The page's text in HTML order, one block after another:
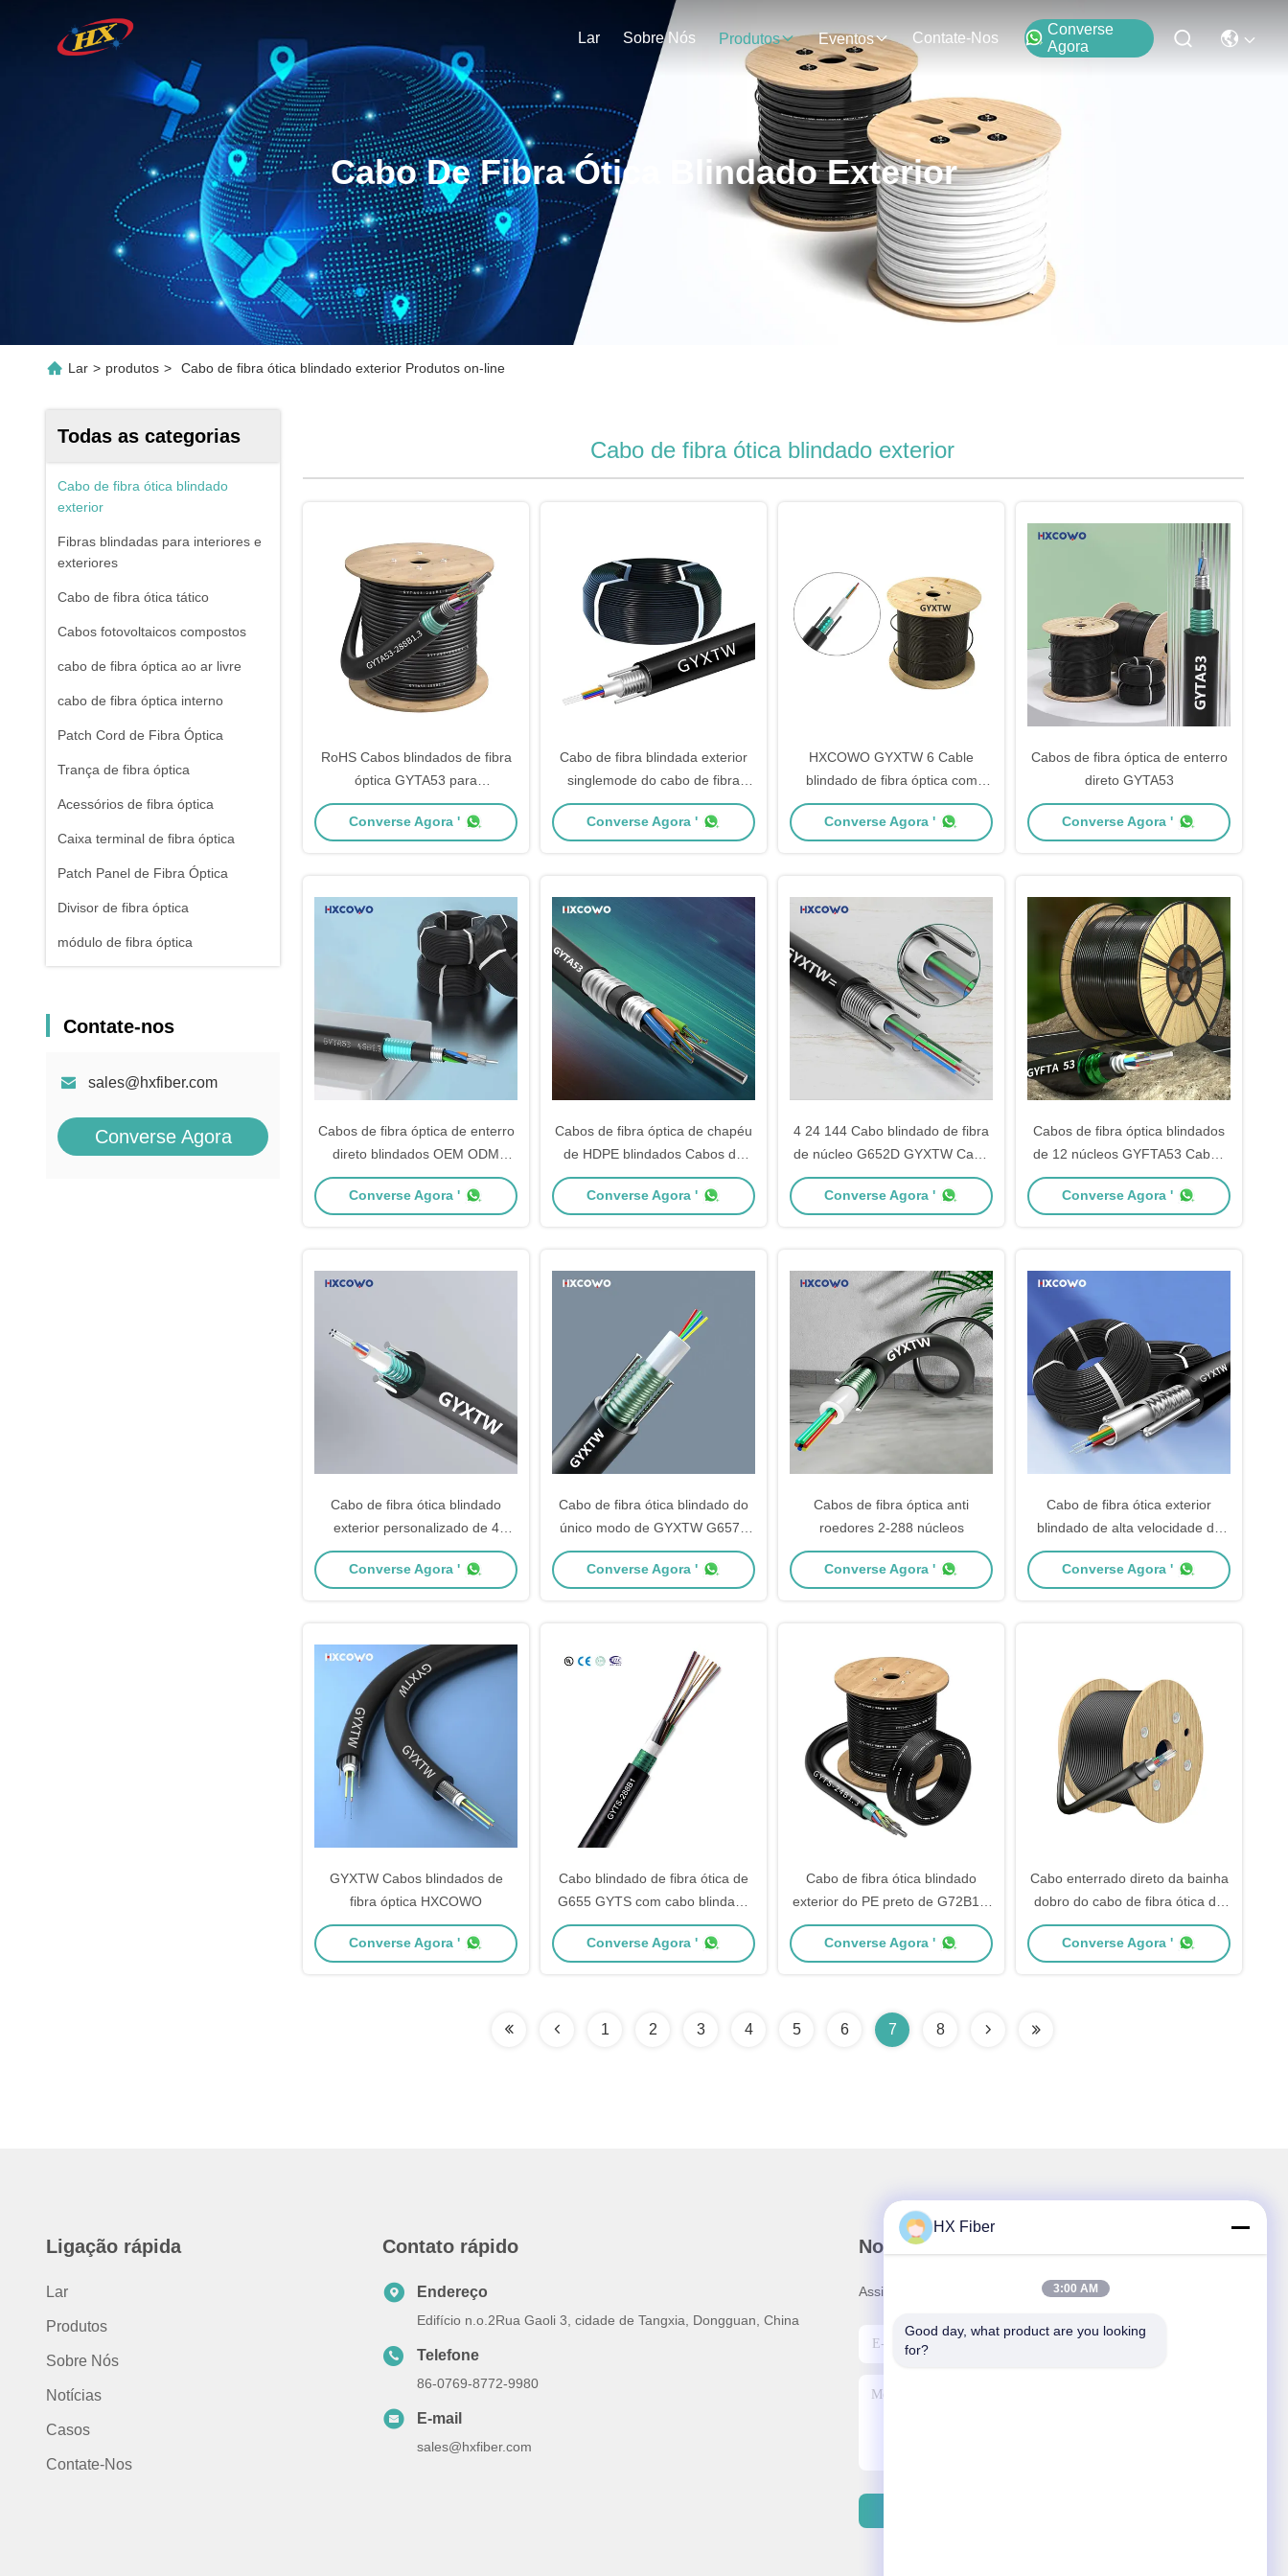
Lar Sobre Nós Produtos Eventos Contate-Nos
Converse
Agora
Cabo De Fibra Ótica Blindado Exterior
Lar > produtos > Cabo de fibra ótica blindado exterior Produtos on-line
Todas as categorias
Cabo de fibra ótica blindado
exterior
Fibras blindadas para interiores e
exteriores
Cabo de fibra ótica tático
Cabos fotovoltaicos compostos
cabo de fibra óptica ao ar livre
cabo de fibra óptica interno
Patch Cord de Fibra Óptica
Trança de fibra óptica
Acessórios de fibra óptica
Caixa terminal de fibra óptica
Patch Panel de Fibra Óptica
Divisor de fibra óptica
módulo de fibra óptica
Contate-nos
sales@hxfiber.com
Converse Agora
Cabo de fibra ótica blindado exterior
RoHS Cabos blindados de fibra
óptica GYTA53 para
comunicação rápida de
telecomunicações
Converse Agora '
Cabo de fibra blindada exterior
singlemode do cabo de fibra
ótica G652D
Converse Agora '
HXCOWO GYXTW 6 Cable
blindado de fibra óptica com
núcleo de transmissão rápida de
dados
Converse Agora '
Cabos de fibra óptica de enterro
direto GYTA53
Converse Agora '
Cabos de fibra óptica de enterro
direto blindados OEM ODM
Cabos blindados para exterior
Converse Agora '
Cabos de fibra óptica de chapéu
de HDPE blindados Cabos de
fibra óptica classificados RoHS
para exterior
Converse Agora '
4 24 144 Cabo blindado de fibra
de núcleo G652D GYXTW Cabo
blindado de fibra óptica de
arame de aço
Converse Agora '
Cabos de fibra óptica blindados
de 12 núcleos GYFTA53 Cabos
ópticos blindados
Converse Agora '
Cabo de fibra ótica blindado
exterior personalizado de 4
núcleos G652D G657A
Converse Agora '
Cabo de fibra ótica blindado do
único modo de GYXTW G657A
para uma comunicação das
telecomunicações
Converse Agora '
Cabos de fibra óptica anti
roedores 2-288 núcleos
Converse Agora '
Cabo de fibra ótica exterior
blindado de alta velocidade da
fibra G657A1 G657A2 do único
modo
Converse Agora '
GYXTW Cabos blindados de
fibra óptica HXCOWO
Converse Agora '
Cabo blindado de fibra ótica de
G655 GYTS com cabo blindado
exterior do revestimento do PE
Converse Agora '
Cabo de fibra ótica blindado
exterior do PE preto de G72B1.3
G652D 36B1.3 para o
encanamento aéreo
Converse Agora '
Cabo enterrado direto da bainha
dobro do cabo de fibra ótica do
enterro direto de SM/MM/OM3
Converse Agora '
1 2 3 4 5 6 7 8
Ligação rápida
Lar
Produtos
Sobre Nós
Notícias
Casos
Contate-Nos
Contato rápido
Endereço
Edifício n.o.2Rua Gaoli 3, cidade de Tangxia, Dongguan, China
Telefone
86-0769-8772-9980
E-mail
sales@hxfiber.com
Nosso boletim informativo
Assine nossa newsletter para descontos e muito mais.
HX Fiber
3:00 AM
Good day, what product are you looking
for?